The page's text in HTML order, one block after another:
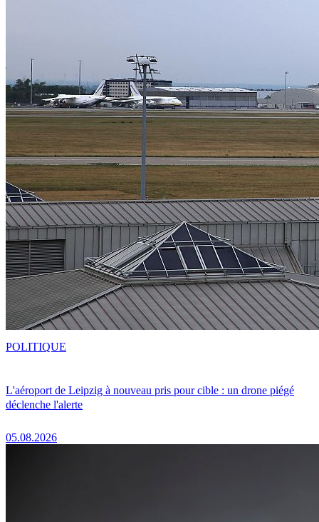
L'aéroport de Leipzig à nouveau pris pour cible : un drone piégé
déclenche l'alerte
05.08.2026
POLITIQUE